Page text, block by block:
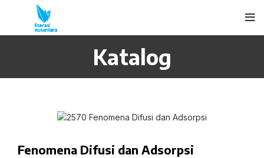
Katalog
Fenomena Difusi dan Adsorpsi